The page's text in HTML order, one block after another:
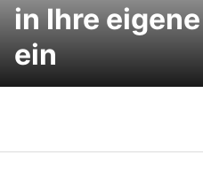
in Ihre
ein